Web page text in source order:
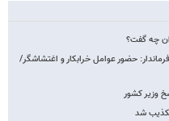
چه گفت؟
حضور عوامل خرابکار و اغتشاشگر/
وزیر کشور
شد